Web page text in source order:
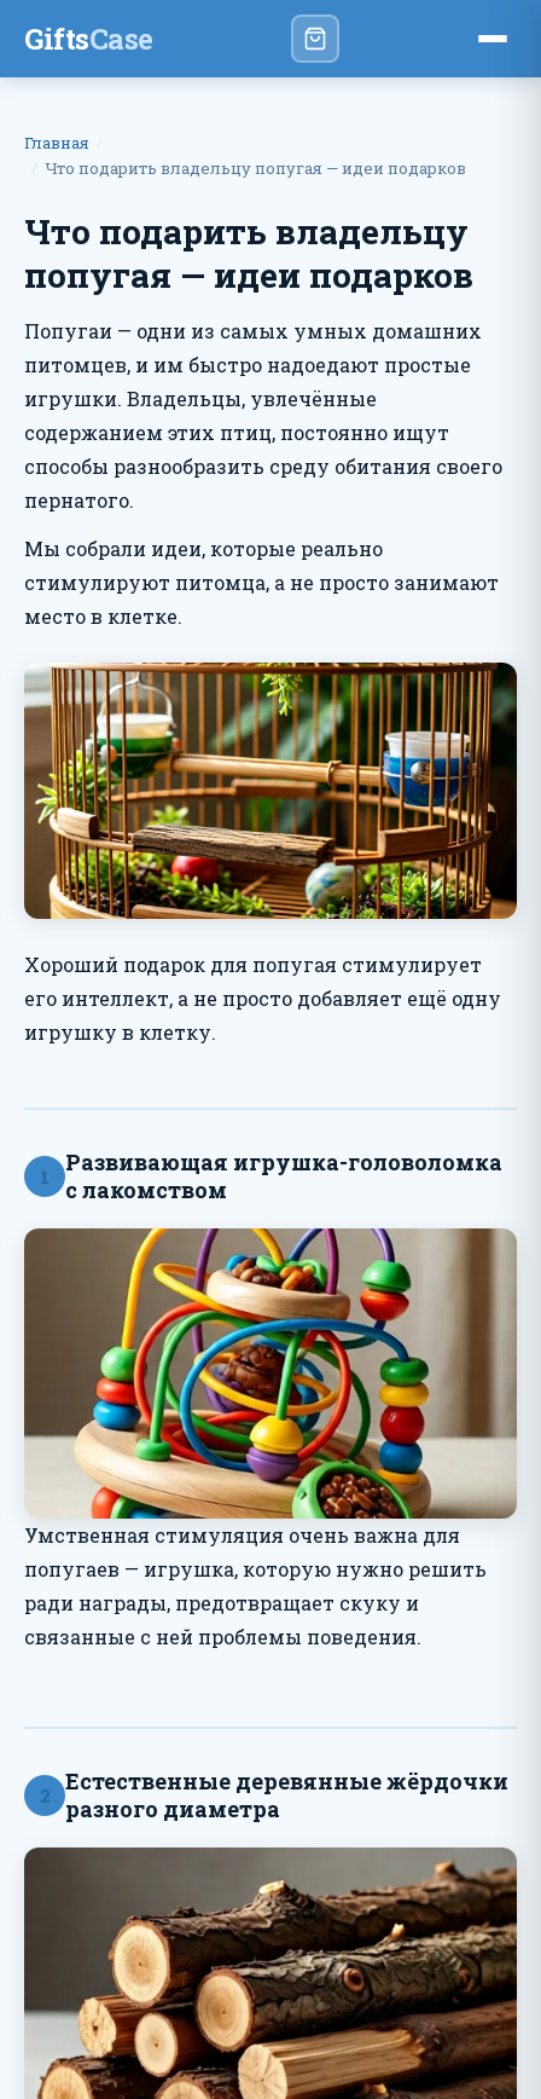
GiftsCase
Главная
Что подарить владельцу попугая — идеи подарков
Что подарить владельцу
попугая — идеи подарков
Попугаи — одни из самых умных домашних
питомцев, и им быстро надоедают простые
игрушки. Владельцы, увлечённые
содержанием этих птиц, постоянно ищут
способы разнообразить среду обитания своего
пернатого.
Мы собрали идеи, которые реально
стимулируют питомца, а не просто занимают
место в клетке.
Хороший подарок для попугая стимулирует
его интеллект, а не просто добавляет ещё одну
игрушку в клетку.
1
Развивающая игрушка-головоломка
с лакомством
Умственная стимуляция очень важна для
попугаев — игрушка, которую нужно решить
ради награды, предотвращает скуку и
связанные с ней проблемы поведения.
2
Естественные деревянные жёрдочки
разного диаметра